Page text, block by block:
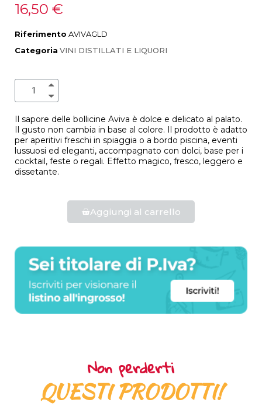
16,50 €
Riferimento AVIVAGLD
Categoria VINI DISTILLATI E LIQUORI
Il sapore delle bollicine Aviva è dolce e delicato al palato.
Il gusto non cambia in base al colore. Il prodotto è adatto
per aperitivi freschi in spiaggia o a bordo piscina, eventi
lussuosi ed eleganti, accompagnato con dolci, base per i
cocktail, feste o regali. Effetto magico, fresco, leggero e
dissetante.
Aggiungi al carrello
Non perderti
QUESTI PRODOTTI!